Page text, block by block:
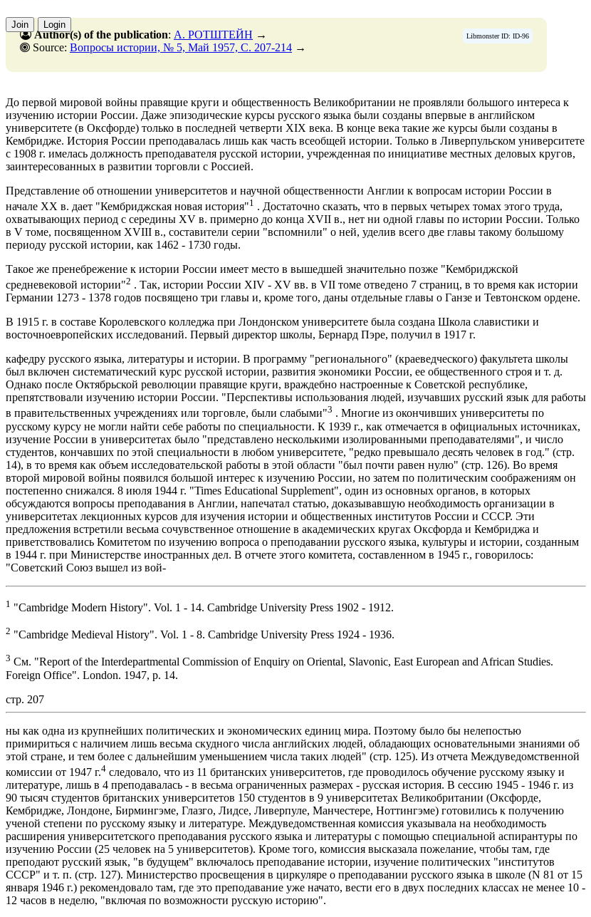
Join Login
Libmonster ID: ID-96
Author(s) of the publication: А. РОТШТЕЙН →
Source: Вопросы истории, № 5, Май 1957, C. 207-214 →
До первой мировой войны правящие круги и общественность Великобритании не проявляли большого интереса к
изучению истории России. Даже эпизодические курсы русского языка были созданы впервые в английском
университете (в Оксфорде) только в последней четверти XIX века. В конце века такие же курсы были созданы в
Кембридже. История России преподавалась лишь как часть всеобщей истории. Только в Ливерпульском университете
с 1908 г. имелась должность преподавателя русской истории, учрежденная по инициативе местных деловых кругов,
заинтересованных в развитии торговли с Россией.
Представление об отношении университетов и научной общественности Англии к вопросам истории России в
начале XX в. дает "Кембриджская новая история"1 . Достаточно сказать, что в первых четырех томах этого труда,
охватывающих период с середины XV в. примерно до конца XVII в., нет ни одной главы по истории России. Только
в V томе, посвященном XVIII в., составители серии "вспомнили" о ней, уделив всего две главы такому большому
периоду русской истории, как 1462 - 1730 годы.
Такое же пренебрежение к истории России имеет место в вышедшей значительно позже "Кембриджской
средневековой истории"2 . Так, истории России XIV - XV вв. в VII томе отведено 7 страниц, в то время как истории
Германии 1273 - 1378 годов посвящено три главы и, кроме того, даны отдельные главы о Ганзе и Тевтонском ордене.
В 1915 г. в составе Королевского колледжа при Лондонском университете была создана Школа славистики и
восточноевропейских исследований. Первый директор школы, Бернард Пэре, получил в 1917 г.
кафедру русского языка, литературы и истории. В программу "регионального" (краеведческого) факультета школы
был включен систематический курс русской истории, развития экономики России, ее общественного строя и т. д.
Однако после Октябрьской революции правящие круги, враждебно настроенные к Советской республике,
препятствовали изучению истории России. "Перспективы использования людей, изучавших русский язык для работы
в правительственных учреждениях или торговле, были слабыми"3 . Многие из окончивших университеты по
русскому курсу не могли найти себе работы по специальности. К 1939 г., как отмечается в официальных источниках,
изучение России в университетах было "представлено несколькими изолированными преподавателями", и число
студентов, кончавших по этой специальности в любом университете, "редко превышало десять человек в год." (стр.
14), в то время как объем исследовательской работы в этой области "был почти равен нулю" (стр. 126). Во время
второй мировой войны появился большой интерес к изучению России, но затем по политическим соображениям он
постепенно снижался. 8 июля 1944 г. "Times Educational Supplement", один из основных органов, в которых
обсуждаются вопросы преподавания в Англии, напечатал статью, доказывавшую необходимость организации в
университетах лекционных курсов для изучения истории и общественных институтов России и СССР. Эти
предложения встретили весьма сочувственное отношение в академических кругах Оксфорда и Кембриджа и
приветствовались Комитетом по изучению вопроса о преподавании русского языка, культуры и истории, созданным
в 1944 г. при Министерстве иностранных дел. В отчете этого комитета, составленном в 1945 г., говорилось:
"Советский Союз вышел из вой-
1 "Cambridge Modern History". Vol. 1 - 14. Cambridge University Press 1902 - 1912.
2 "Cambridge Medieval History". Vol. 1 - 8. Cambridge University Press 1924 - 1936.
3 См. "Report of the Interdepartmental Commission of Enquiry on Oriental, Slavonic, East European and African Studies.
Foreign Office". London. 1947, p. 14.
стр. 207
ны как одна из крупнейших политических и экономических единиц мира. Поэтому было бы нелепостью
примириться с наличием лишь весьма скудного числа английских людей, обладающих основательными знаниями об
этой стране, и тем более с дальнейшим уменьшением числа таких людей" (стр. 125). Из отчета Междуведомственной
комиссии от 1947 г.4 следовало, что из 11 британских университетов, где проводилось обучение русскому языку и
литературе, лишь в 4 преподавалась - в весьма ограниченных размерах - русская история. В сессию 1945 - 1946 г. из
90 тысяч студентов британских университетов 150 студентов в 9 университетах Великобритании (Оксфорде,
Кембридже, Лондоне, Бирмингэме, Глазго, Лидсе, Ливерпуле, Манчестере, Ноттингэме) готовились к получению
ученой степени по русскому языку и литературе. Междуведомственная комиссия указывала на необходимость
расширения университетского преподавания русского языка и литературы с помощью специальной аспирантуры по
изучению России (25 человек на 5 университетов). Кроме того, комиссия высказала пожелание, чтобы там, где
преподают русский язык, "в будущем" включалось преподавание истории, изучение политических "институтов
СССР" и т. п. (стр. 127). Министерство просвещения в циркуляре о преподавании русского языка в школе (N 81 от 15
января 1946 г.) рекомендовало там, где это преподавание уже начато, вести его в двух последних классах не менее 10 -
12 часов в неделю, "включая по возможности русскую историю".